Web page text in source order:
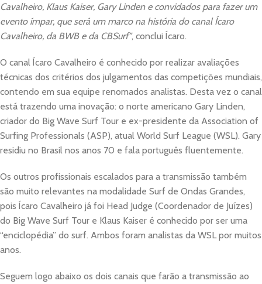
Cavalheiro, Klaus Kaiser, Gary Linden e convidados para fazer um
evento ímpar, que será um marco na história do canal Ícaro
Cavalheiro, da BWB e da CBSurf”, conclui Ícaro.
O canal Ícaro Cavalheiro é conhecido por realizar avaliações
técnicas dos critérios dos julgamentos das competições mundiais,
contendo em sua equipe renomados analistas. Desta vez o canal
está trazendo uma inovação: o norte americano Gary Linden,
criador do Big Wave Surf Tour e ex-presidente da Association of
Surfing Professionals (ASP), atual World Surf League (WSL). Gary
residiu no Brasil nos anos 70 e fala português fluentemente.
Os outros profissionais escalados para a transmissão também
são muito relevantes na modalidade Surf de Ondas Grandes,
pois Ícaro Cavalheiro já foi Head Judge (Coordenador de Juízes)
do Big Wave Surf Tour e Klaus Kaiser é conhecido por ser uma
“enciclopédia” do surf. Ambos foram analistas da WSL por muitos
anos.
Seguem logo abaixo os dois canais que farão a transmissão ao